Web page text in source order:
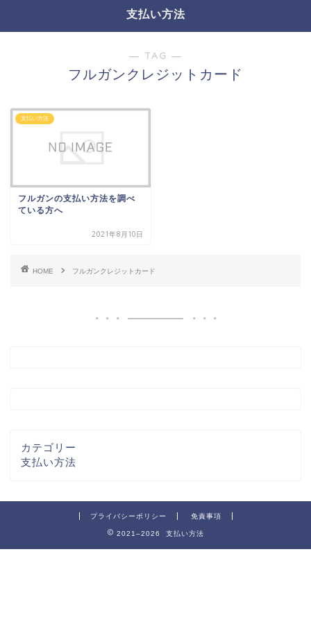
支払い方法
― TAG ―
フルガンクレジットカード
支払い方法
フルガンの支払い方法を調べ
ている方へ
2021年8月10日
HOME フルガンクレジットカード
カテゴリー
支払い方法
プライバシーポリシー 免責事項
2021–2026 支払い方法